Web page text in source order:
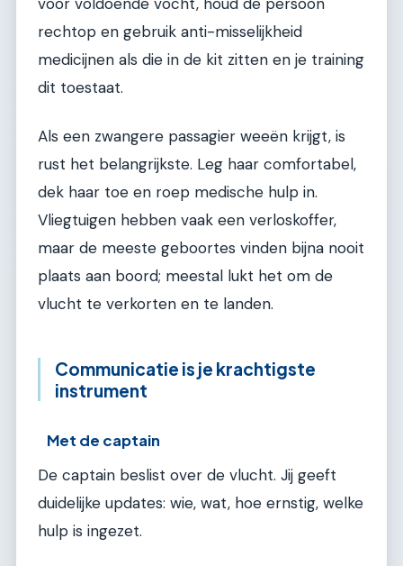
rechtop en gebruik anti-misselijkheid
medicijnen als die in de kit zitten en je training
dit toestaat.
Als een zwangere passagier weeën krijgt, is
rust het belangrijkste. Leg haar comfortabel,
dek haar toe en roep medische hulp in.
Vliegtuigen hebben vaak een verloskoffer,
maar de meeste geboortes vinden bijna nooit
plaats aan boord; meestal lukt het om de
vlucht te verkorten en te landen.
Communicatie is je krachtigste
instrument
Met de captain
De captain beslist over de vlucht. Jij geeft
duidelijke updates: wie, wat, hoe ernstig, welke
hulp is ingezet.